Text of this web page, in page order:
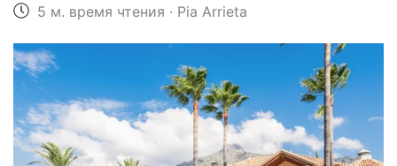
5 м. время чтения · Pia Arrieta